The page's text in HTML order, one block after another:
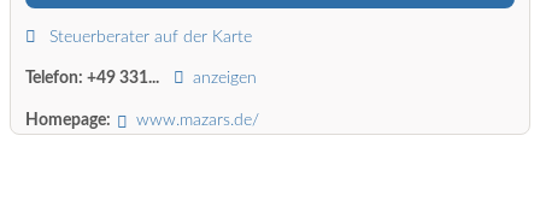
Steuerberater auf der Karte
Telefon: +49 331... anzeigen
Homepage: www.mazars.de/